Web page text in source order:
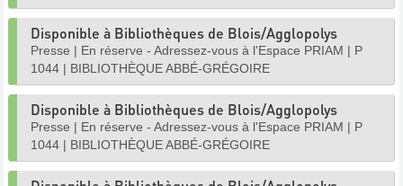
Disponible à Bibliothèques de Blois/Agglopolys
Presse | En réserve - Adressez-vous à l'Espace PRIAM | P
1044 | BIBLIOTHÈQUE ABBÉ-GRÉGOIRE
Disponible à Bibliothèques de Blois/Agglopolys
Presse | En réserve - Adressez-vous à l'Espace PRIAM | P
1044 | BIBLIOTHÈQUE ABBÉ-GRÉGOIRE